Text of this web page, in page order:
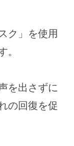
ク」を使用
。
を出さずに
の回復を促